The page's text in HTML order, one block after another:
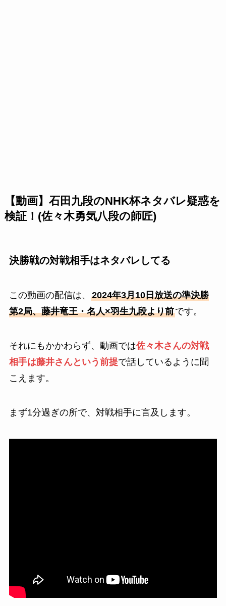
【動画】石田九段のNHK杯ネタバレ疑惑を
検証！(佐々木勇気八段の師匠)
決勝戦の対戦相手はネタバレしてる
この動画の配信は、 2024年3月10日放送の準決勝
第2局、藤井竜王・名人×羽生九段より前です。
それにもかかわらず、動画では佐々木さんの対戦
相手は藤井さんという前提で話しているように聞
こえます。
まず1分過ぎの所で、対戦相手に言及します。